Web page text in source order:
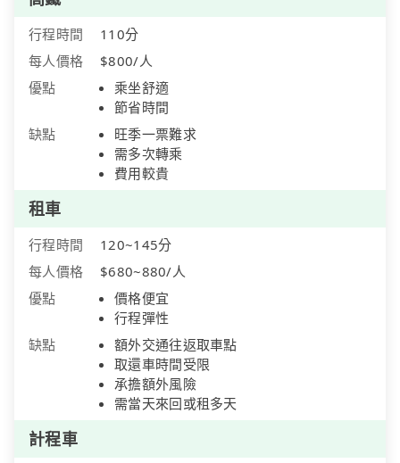
行程時間
110分
每人價格
$800/人
優點
乘坐舒適
節省時間
缺點
旺季一票難求
需多次轉乘
費用較貴
租車
行程時間
120~145分
每人價格
$680~880/人
優點
價格便宜
行程彈性
缺點
額外交通往返取車點
取還車時間受限
承擔額外風險
需當天來回或租多天
計程車